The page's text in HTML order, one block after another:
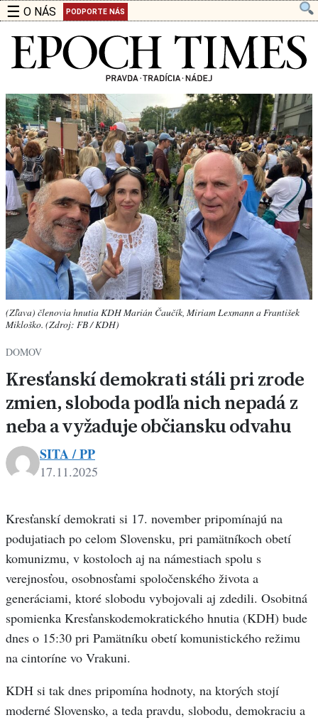
☰ O NÁS PODPORTE NÁS
(Zľava) členovia hnutia KDH Marián Čaučík, Miriam Lexmann a František
Mikloško. (Zdroj: FB / KDH)
DOMOV
Kresťanskí demokrati stáli pri zrode
zmien, sloboda podľa nich nepadá z
neba a vyžaduje občiansku odvahu
SITA / PP
17.11.2025
Kresťanskí demokrati si 17. november pripomínajú na
podujatiach po celom Slovensku, pri pamätníkoch obetí
komunizmu, v kostoloch aj na námestiach spolu s
verejnosťou, osobnosťami spoločenského života a
generáciami, ktoré slobodu vybojovali aj zdedili. Osobitná
spomienka Kresťanskodemokratického hnutia (KDH) bude
dnes o 15:30 pri Pamätníku obetí komunistického režimu
na cintoríne vo Vrakuni.
KDH si tak dnes pripomína hodnoty, na ktorých stojí
moderné Slovensko, a teda pravdu, slobodu, demokraciu a